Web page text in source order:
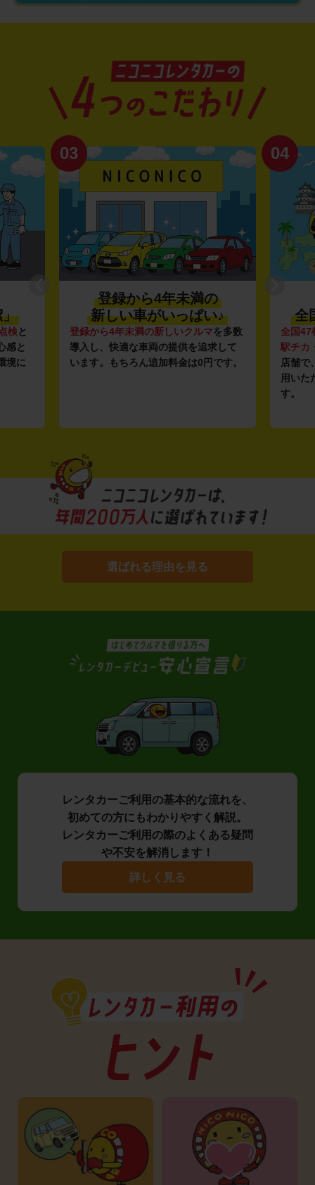
」
検と
感と
境に
03
登録から4年未満の
新しい車がいっぱい♪
登録から4年未満の新しいクルマを多数
導入し、快適な車両の提供を追求して
います。もちろん追加料金は0円です。
04
全
全国47
駅チカ
店舗で
用いた
す。
選ばれる理由を見る
レンタカーご利用の基本的な流れを、
初めての方にもわかりやすく解説。
レンタカーご利用の際のよくある疑問
や不安を解消します！
詳しく見る